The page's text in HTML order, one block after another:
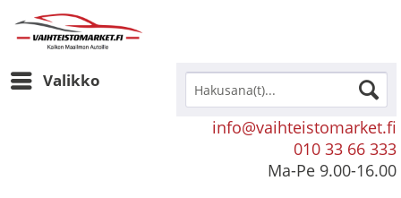
Valikko
info@vaihteistomarket.fi
010 33 66 333
Ma-Pe 9.00-16.00